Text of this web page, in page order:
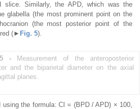
slice. Similarly, the APD, which was the
glabella (the most prominent point on the
(the most posterior point of the
(► Fig. 5).
5 -
Measurement of the anteroposterior
and the biparietal diameter on the axial
planes.
the formula: CI = (BPD / APD) × 100,